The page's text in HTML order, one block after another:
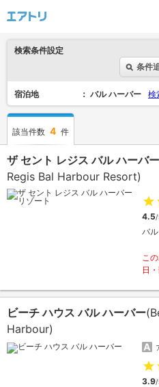
検索条件設定
条件
宿泊地 バル ハーバー 検
該当件数 4 件
ザ セント レジス バル ハーバ
Regis Bal Harbour Resort)
4.5
バ
こ
日
ビーチ ハウス バル ハーバー
Harbour)
3.9